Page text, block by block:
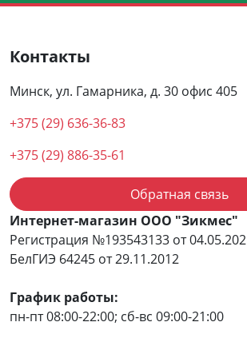
Контакты
Минск, ул. Гамарника, д. 30 офис 405
+375 (29) 636-36-83
+375 (29) 886-35-61
Обратная связь
Интернет-магазин ООО "Зикмес"
Регистрация №193543133 от
БелГИЭ 64245 от 29.11.2012
График работы:
пн-пт 08:00-22:00; сб-вс 09:00-21:00